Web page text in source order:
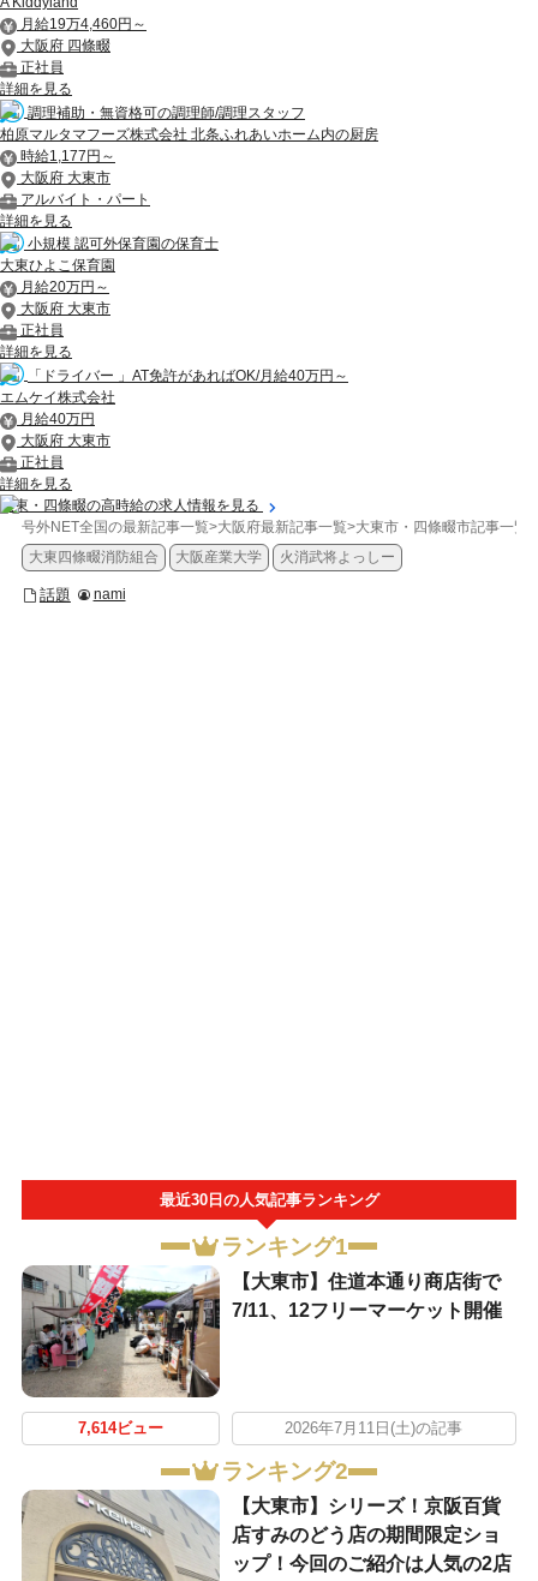
月給19万4,460円～
大阪府 四條畷
正社員
詳細を見る
調理補助・無資格可の調理師/調理スタッフ
柏原マルタマフーズ株式会社 北条ふれあいホーム内の厨房
時給1,177円～
大阪府 大東市
アルバイト・パート
詳細を見る
小規模 認可外保育園の保育士
大東ひよこ保育園
月給20万円～
大阪府 大東市
正社員
詳細を見る
「ドライバー 」AT免許があればOK/月給40万円～
エムケイ株式会社
月給40万円
大阪府 大東市
正社員
詳細を見る
大東・四條畷の高時給の求人情報を見る
号外NET全国の最新記事一覧>大阪府最新記事一覧>大東市・四條畷市記事一覧
大東四條畷消防組合
大阪産業大学 火消武将よっしー
話題 nami
最近30日の人気記事ランキング
ランキング1
【大東市】住道本通り商店街で
7/11、12フリーマーケット開催
7,614ビュー 2026年7月11日(土)の記事
ランキング2
【大東市】シリーズ！京阪百貨
店すみのどう店の期間限定ショ
ップ！今回のご紹介は人気の2店